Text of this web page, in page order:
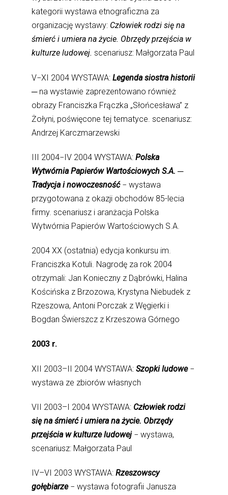
kategorii wystawa etnograficzna za
organizację wystawy: Człowiek rodzi się na
śmierć i umiera na życie. Obrzędy przejścia w
kulturze ludowej. scenariusz: Małgorzata Paul
V−XI 2004 WYSTAWA: Legenda siostra historii
─ na wystawie zaprezentowano również
obrazy Franciszka Frączka „Słońcesława” z
Żołyni, poświęcone tej tematyce. scenariusz:
Andrzej Karczmarzewski
III 2004−IV 2004 WYSTAWA:Polska
Wytwórnia Papierów Wartościowych S.A. ─
Tradycja i nowoczesność − wystawa
przygotowana z okazji obchodów 85-lecia
firmy. scenariusz i aranżacja Polska
Wytwórnia Papierów Wartościowych S.A.
2004 XX (ostatnia) edycja konkursu im.
Franciszka Kotuli. Nagrodę za rok 2004
otrzymali: Jan Konieczny z Dąbrówki, Halina
Kościńska z Brzozowa, Krystyna Niebudek z
Rzeszowa, Antoni Porczak z Węgierki i
Bogdan Świerszcz z Krzeszowa Górnego
2003 r.
XII 2003–II 2004 WYSTAWA:Szopki ludowe−
wystawa ze zbiorów własnych
VII 2003–I 2004 WYSTAWA: Człowiek rodzi
się na śmierć i umiera na życie. Obrzędy
przejścia w kulturze ludowej − wystawa,
scenariusz: Małgorzata Paul
IV–VI 2003 WYSTAWA: Rzeszowscy
gołębiarze− wystawa fotografii Janusza